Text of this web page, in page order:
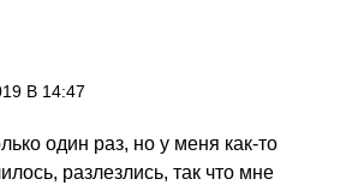
В 14:47
один раз, но у меня как-то
разлезлись, так что мне